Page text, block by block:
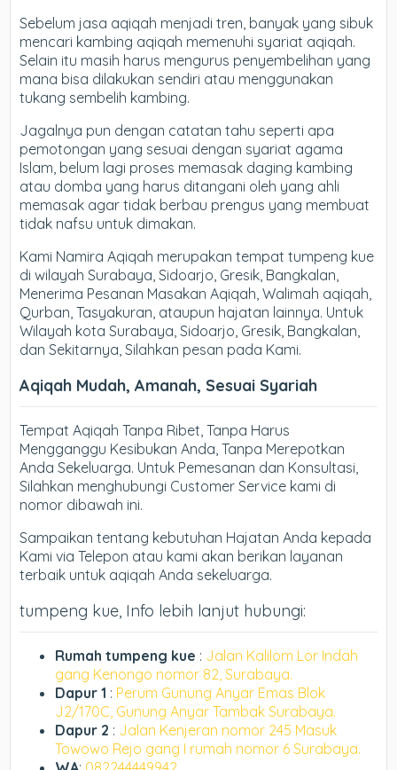
Sebelum jasa aqiqah menjadi tren, banyak yang sibuk
mencari kambing aqiqah memenuhi syariat aqiqah.
Selain itu masih harus mengurus penyembelihan yang
mana bisa dilakukan sendiri atau menggunakan
tukang sembelih kambing.
Jagalnya pun dengan catatan tahu seperti apa
pemotongan yang sesuai dengan syariat agama
Islam, belum lagi proses memasak daging kambing
atau domba yang harus ditangani oleh yang ahli
memasak agar tidak berbau prengus yang membuat
tidak nafsu untuk dimakan.
Kami Namira Aqiqah merupakan tempat tumpeng kue
di wilayah Surabaya, Sidoarjo, Gresik, Bangkalan,
Menerima Pesanan Masakan Aqiqah, Walimah aqiqah,
Qurban, Tasyakuran, ataupun hajatan lainnya. Untuk
Wilayah kota Surabaya, Sidoarjo, Gresik, Bangkalan,
dan Sekitarnya, Silahkan pesan pada Kami.
Aqiqah Mudah, Amanah, Sesuai Syariah
Tempat Aqiqah Tanpa Ribet, Tanpa Harus
Mengganggu Kesibukan Anda, Tanpa Merepotkan
Anda Sekeluarga. Untuk Pemesanan dan Konsultasi,
Silahkan menghubungi Customer Service kami di
nomor dibawah ini.
Sampaikan tentang kebutuhan Hajatan Anda kepada
Kami via Telepon atau kami akan berikan layanan
terbaik untuk aqiqah Anda sekeluarga.
tumpeng kue, Info lebih lanjut hubungi:
Rumah tumpeng kue : Jalan Kalilom Lor Indah
gang Kenongo nomor 82, Surabaya.
Dapur 1 : Perum Gunung Anyar Emas Blok
J2/170C, Gunung Anyar Tambak Surabaya.
Dapur 2 : Jalan Kenjeran nomor 245 Masuk
Towowo Rejo gang I rumah nomor 6 Surabaya.